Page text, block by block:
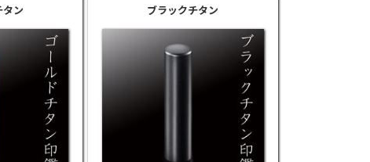
タン ブラックチタン